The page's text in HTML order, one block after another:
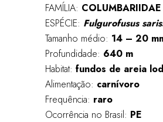
FAMÍLIA: COLUMBARIIDAE
ESPÉCIE: Fulgurofusus
Tamanho médio: 14 – 20
Profundidade: 640 m
Habitat: fundos de areia
Alimentação: carnívoro
Frequência: raro
Ocorrência no Brasil: PE